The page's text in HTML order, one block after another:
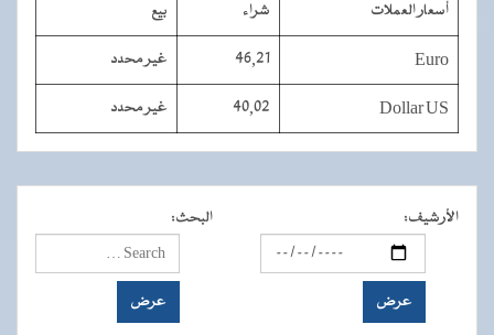
أسعار العملات شراء بيع
Euro
46,21 غير محدد
Dollar US
40,02 غير محدد
الأرشيف: البحث: